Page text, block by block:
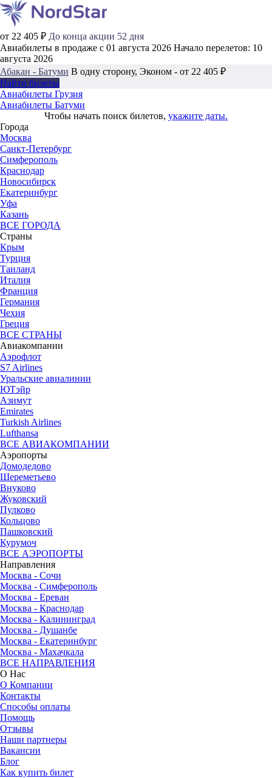
от 22 405 ₽ До конца акции 52 дня
Авиабилеты в продаже с 01 августа 2026 Начало перелетов: 10
августа 2026
Абакан - Батуми В одну сторону, Эконом - от 22 405 ₽
Найти билеты
Авиабилеты Грузия
Авиабилеты Батуми
Чтобы начать поиск билетов, укажите даты.
Города
Москва
Санкт-Петербург
Симферополь
Краснодар
Новосибирск
Екатеринбург
Уфа
Казань
ВСЕ ГОРОДА
Страны
Крым
Турция
Таиланд
Италия
Франция
Германия
Чехия
Греция
ВСЕ СТРАНЫ
Авиакомпании
Аэрофлот
S7 Airlines
Уральские авиалинии
ЮТэйр
Азимут
Emirates
Turkish Airlines
Lufthansa
ВСЕ АВИАКОМПАНИИ
Аэропорты
Домодедово
Шереметьево
Внуково
Жуковский
Пулково
Кольцово
Пашковский
Курумоч
ВСЕ АЭРОПОРТЫ
Направления
Москва - Сочи
Москва - Симферополь
Москва - Ереван
Москва - Краснодар
Москва - Калининград
Москва - Душанбе
Москва - Екатеринбург
Москва - Махачкала
ВСЕ НАПРАВЛЕНИЯ
О Нас
О Компании
Контакты
Способы оплаты
Помощь
Отзывы
Наши партнеры
Вакансии
Блог
Как купить билет